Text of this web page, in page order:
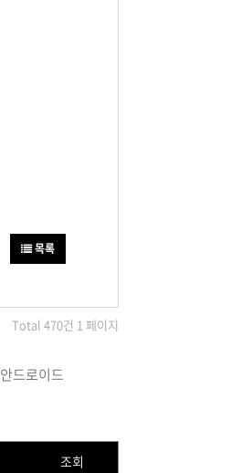
목록
Total 470건 1 페이지
안드로이드
조회